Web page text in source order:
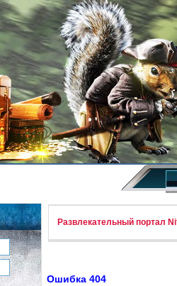
Развлекательный портал
Ошибка 404